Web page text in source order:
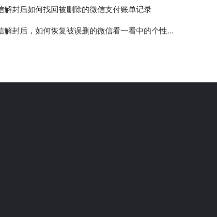
解封后如何找回被删除的微信支付账单记录
封后，如何恢复被误删的微信看一看中的个性化推荐内容？